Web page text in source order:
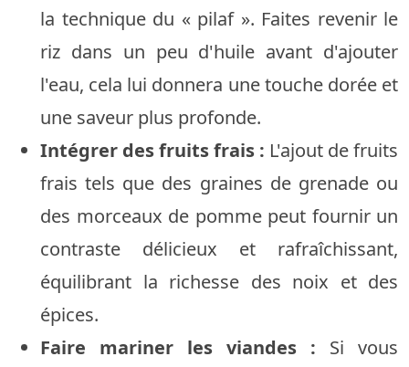
la technique du « pilaf ». Faites revenir le
riz dans un peu d'huile avant d'ajouter
l'eau, cela lui donnera une touche dorée et
une saveur plus profonde.
Intégrer des fruits frais : L'ajout de fruits
frais tels que des graines de grenade ou
des morceaux de pomme peut fournir un
contraste délicieux et rafraîchissant,
équilibrant la richesse des noix et des
épices.
Faire mariner les viandes : Si vous